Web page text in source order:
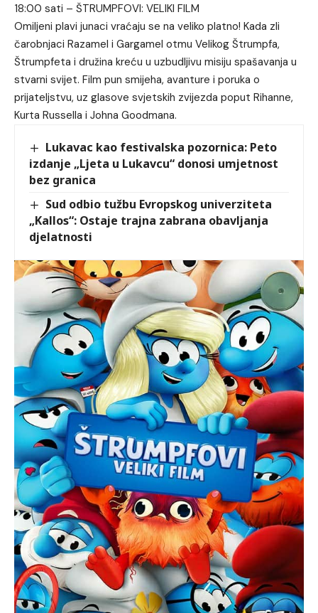
18:00 sati – ŠTRUMPFOVI: VELIKI FILM
Omiljeni plavi junaci vraćaju se na veliko platno! Kada zli
čarobnjaci Razamel i Gargamel otmu Velikog Štrumpfa,
Štrumpfeta i družina kreću u uzbudljivu misiju spašavanja u
stvarni svijet. Film pun smijeha, avanture i poruka o
prijateljstvu, uz glasove svjetskih zvijezda poput Rihanne,
Kurta Russella i Johna Goodmana.
Lukavac kao festivalska pozornica: Peto
izdanje „Ljeta u Lukavcu“ donosi umjetnost
bez granica
Sud odbio tužbu Evropskog univerziteta
„Kallos“: Ostaje trajna zabrana obavljanja
djelatnosti